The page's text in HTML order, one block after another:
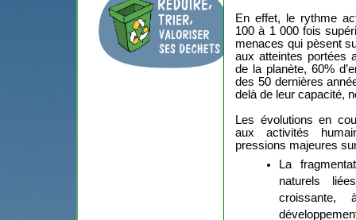
En effet, le rythme
100 à 1 000 fois
menaces qui pèsent
aux atteintes portées
de la planète, 60%
des 50 dernières
delà de leur capacité,
Les évolutions en
aux activités
pressions majeures
La
naturels